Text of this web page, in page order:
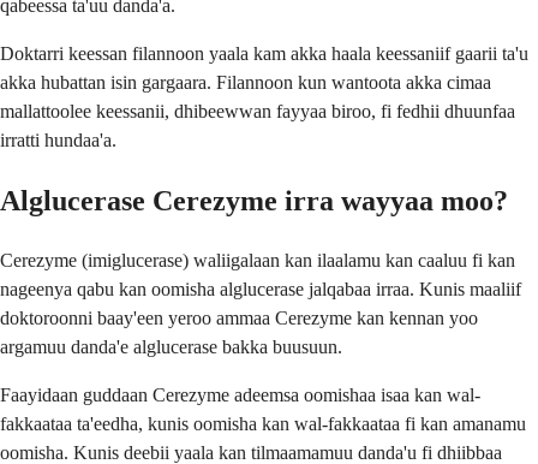
qabeessa ta'uu danda'a.
Doktarri keessan filannoon yaala kam akka haala keessaniif gaarii ta'u
akka hubattan isin gargaara. Filannoon kun wantoota akka cimaa
mallattoolee keessanii, dhibeewwan fayyaa biroo, fi fedhii dhuunfaa
irratti hundaa'a.
Alglucerase Cerezyme irra wayyaa moo?
Cerezyme (imiglucerase) waliigalaan kan ilaalamu kan caaluu fi kan
nageenya qabu kan oomisha alglucerase jalqabaa irraa. Kunis maaliif
doktoroonni baay'een yeroo ammaa Cerezyme kan kennan yoo
argamuu danda'e alglucerase bakka buusuun.
Faayidaan guddaan Cerezyme adeemsa oomishaa isaa kan wal-
fakkaataa ta'eedha, kunis oomisha kan wal-fakkaataa fi kan amanamu
oomisha. Kunis deebii yaala kan tilmaamamuu danda'u fi dhiibbaa